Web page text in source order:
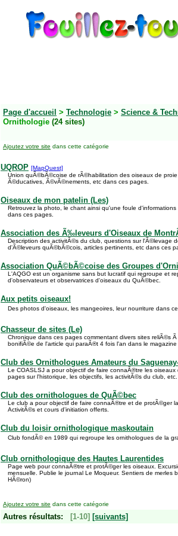
Page d'accueil > Technologie > Science &
Ornithologie (24 sites)
Ajoutez votre site dans cette catégorie
UQROP [MapQuest]
Union quÃ©bÃ©coise de rÃ©habilitation des oiseaux de
Ã©ducatives, Ã©vÃ©nements, etc dans ces pages.
Oiseaux de mon patelin (Les)
Retrouvez la photo, le chant ainsi qu'une foule d'informations
dans ces pages.
Association des Ã‰leveurs d'Oiseaux de
Description des activitÃ©s du club, questions sur l'Ã©levage
d'Ã©leveurs quÃ©bÃ©cois, articles pertinents, etc dans ces
Association QuÃ©bÃ©coise des Groupes
L'AQGO est un organisme sans but lucratif qui regroupe et
d'observateurs et observatrices d'oiseaux du QuÃ©bec.
Aux petits oiseaux!
Des photos d'oiseaux, les mangeoires, leur nourriture dans
Chasseur de sites (Le)
Chronique dans ces pages commentant divers sites reliÃ©s
bonifiÃ©e de l'article qui paraÃ®t 4 fois l'an dans le magazine
Club des Ornithologues Amateurs du
Le COASLSJ a pour objectif de faire connaÃ®tre les
pages sur l'historique, les objectifs, les activitÃ©s du club, etc.
Club des ornithologues de QuÃ©bec
Le club a pour objectif de faire connaÃ®tre et de protÃ©ger
ActivitÃ©s et cours d'initiation offerts.
Club du loisir ornithologique maskoutain
Club fondÃ© en 1989 qui regroupe les ornithologues de la
Club ornithologique des Hautes Laurentides
Page web pour connaÃ®tre et protÃ©ger les oiseaux.
mensuelle. Publie le journal Le Moqueur. Sentiers de merles
HÃ©ron)
Ajoutez votre site dans cette catégorie
Autres résultats: [1-10] [suivants]